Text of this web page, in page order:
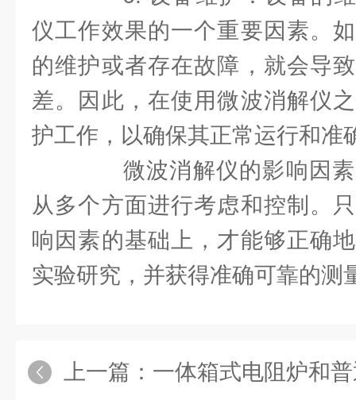
仪工作效果的一个重要因素。
的维护或者存在故障，就会导
差。因此，在使用微波消解仪
护工作，以确保其正常运行和准
微波消解仪的影响因素
从多个方面进行考虑和控制。
响因素的基础上，才能够正确
实验研究，并获得准确可靠的测
上一篇： 一体箱式电阻炉和